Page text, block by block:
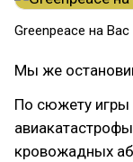
Greenpeace на Вас
Мы же
По сюжету игры
кровожадных